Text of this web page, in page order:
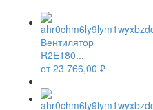
Вентилятор
R2E180...
от23 766,00 ₽